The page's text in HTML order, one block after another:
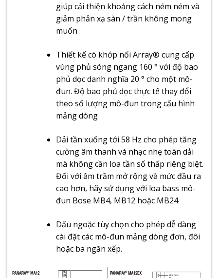
giúp cải thiện khoảng cách ném ném và
giảm phản xạ sàn / trần không mong
muốn
Thiết kế có khớp nối Array® cung cấp
vùng phủ sóng ngang 160 ° với độ bao
phủ dọc danh nghĩa 20 ° cho một mô-
đun. Độ bao phủ dọc thực tế thay đổi
theo số lượng mô-đun trong cấu hình
mảng dòng
Dải tần xuống tới 58 Hz cho phép tăng
cường âm thanh và nhạc nhẹ toàn dải
mà không cần loa tần số thấp riêng biệt.
Đối với âm trầm mở rộng và mức đầu ra
cao hơn, hãy sử dụng với loa bass mô-
đun Bose MB4, MB12 hoặc MB24
Dấu ngoặc tùy chọn cho phép dễ dàng
cài đặt các mô-đun mảng dòng đơn, đôi
hoặc ba ngăn xếp.